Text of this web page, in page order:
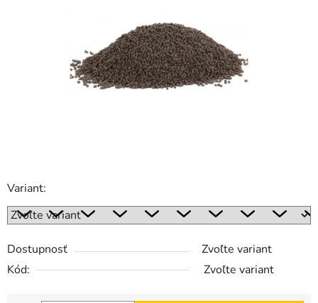
Variant:
Dostupnosť
Zvoľte variant
Kód:
Zvoľte variant